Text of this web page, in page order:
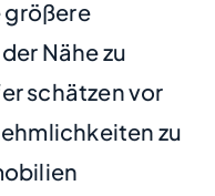
größere
Nähe zu
schätzen vor
zu